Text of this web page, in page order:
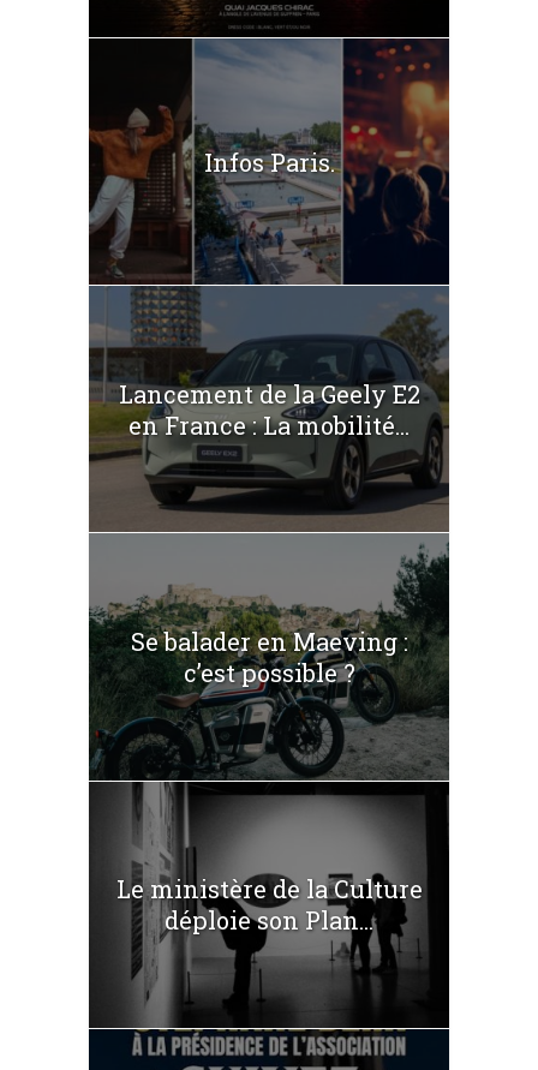
Infos Paris.
Lancement de la Geely E2
en France : La mobilité...
Se balader en Maeving :
c’est possible ?
Le ministère de la Culture
déploie son Plan...